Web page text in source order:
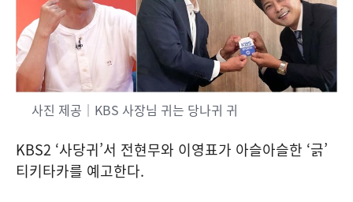
사진 제공｜KBS 사장님 귀는 당나귀 귀
KBS2 ‘사당귀’서 전현무와 이영표가 아슬아슬한 ‘긁’
티키타카를 예고한다.